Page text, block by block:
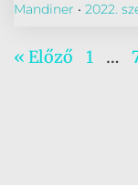
Mandiner 2022.
« Előző 1 …